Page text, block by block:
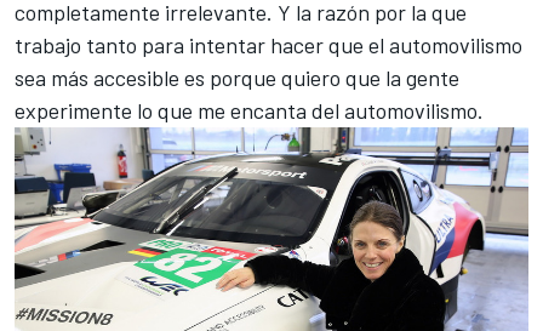
completamente irrelevante. Y la razón por la que
trabajo tanto para intentar hacer que el automovilismo
sea más accesible es porque quiero que la gente
experimente lo que me encanta del automovilismo.